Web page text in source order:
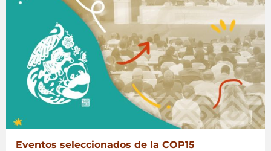
Eventos seleccionados de la COP15